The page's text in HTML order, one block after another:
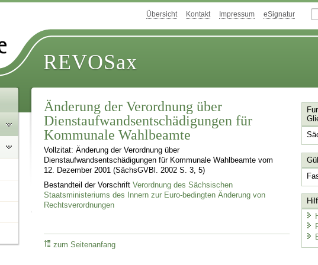
Übersicht Kontakt Impressum eSignatur
REVOSax
Änderung der Verordnung über
Dienstaufwandsentschädigungen für
Kommunale Wahlbeamte
Vollzitat: Änderung der Verordnung über
Dienstaufwandsentschädigungen für Kommunale Wahlbeamte vom
12. Dezember 2001 (SächsGVBl. 2002 S. 3, 5)
Bestandteil der VorschriftVerordnung des Sächsischen
Staatsministeriums des Innern zur Euro-bedingten Änderung von
Rechtsverordnungen
zum Seitenanfang